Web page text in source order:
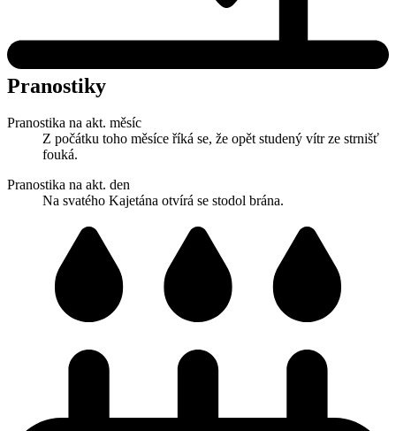
Pranostiky
Pranostika na akt. měsíc
Z počátku toho měsíce říká se, že opět studený vítr ze strnišť
fouká.
Pranostika na akt. den
Na svatého Kajetána otvírá se stodol brána.